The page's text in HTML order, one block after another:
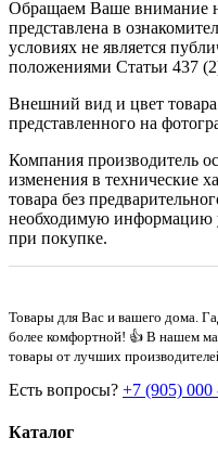
Обращаем Ваше внимание
представлена в
условиях не является
положениями Статьи 437
Внешний вид и цвет товара
представленного на
Компания производитель
изменения в технические
товара без
необходимую информацию
при покупке.
Товары для Вас и вашего дома.
более комфортной! 👍 В нашем
товары от лучших
Есть вопросы? +7 (905) 000
Каталог